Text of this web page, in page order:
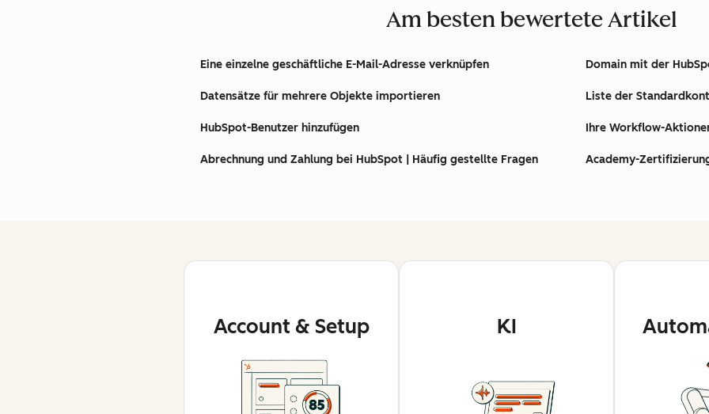
Am besten bewertete Artikel
Eine einzelne geschäftliche E-Mail-Adresse verknüpfen
Datensätze für mehrere Objekte importieren
HubSpot-Benutzer hinzufügen
Abrechnung und Zahlung bei HubSpot | Häufig gestellte Fragen
Domain mit der
Liste der
Ihre Workflow-
Academy-
Account & Setup KI